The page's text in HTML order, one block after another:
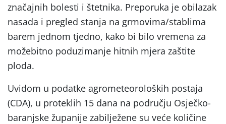
značajnih bolesti i štetnika. Preporuka je obilazak
nasada i pregled stanja na grmovima/stablima
barem jednom tjedno, kako bi bilo vremena za
možebitno poduzimanje hitnih mjera zaštite
ploda.
Uvidom u podatke agrometeoroloških postaja
(CDA), u proteklih 15 dana na području Osječko-
baranjske županije zabilježene su veće količine